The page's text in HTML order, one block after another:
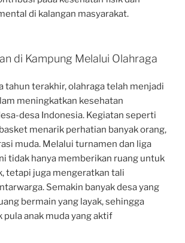
di kalangan masyarakat.
di Kampung Melalui Olahraga
tahun terakhir, olahraga telah menjadi
meningkatkan kesehatan
desa Indonesia. Kegiatan seperti
menarik perhatian banyak orang,
muda. Melalui turnamen dan liga
tidak hanya memberikan ruang untuk
tetapi juga mengeratkan tali
Semakin banyak desa yang
bermain yang layak, sehingga
pula anak muda yang aktif